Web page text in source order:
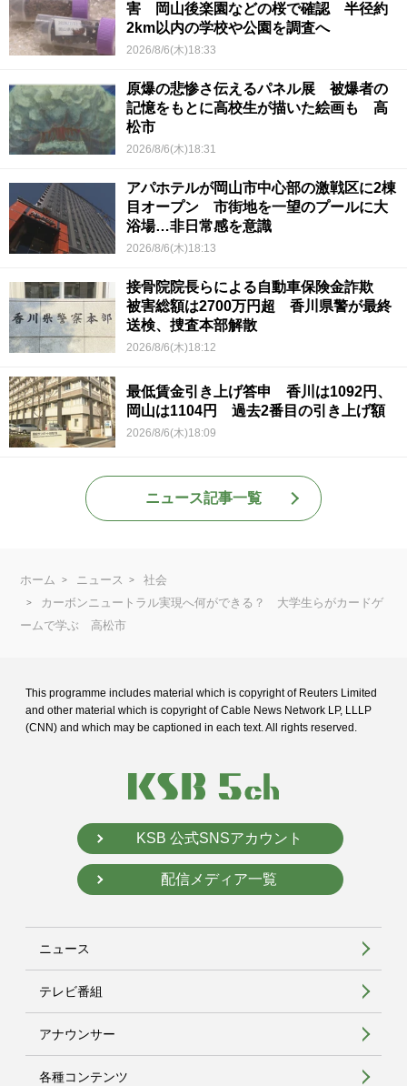
害 岡山後楽園などの桜で確認 半径約
2km以内の学校や公園を調査へ
2026/8/6(木)18:33
原爆の悲惨さ伝えるパネル展 被爆者の
記憶をもとに高校生が描いた絵画も 高
松市
2026/8/6(木)18:31
アパホテルが岡山市中心部の激戦区に2棟
目オープン 市街地を一望のプールに大
浴場…非日常感を意識
2026/8/6(木)18:13
接骨院院長らによる自動車保険金詐欺
被害総額は2700万円超 香川県警が最終
送検、捜査本部解散
2026/8/6(木)18:12
最低賃金引き上げ答申 香川は1092円、
岡山は1104円 過去2番目の引き上げ額
2026/8/6(木)18:09
ニュース記事一覧
ホーム ニュース
社会
カーボンニュートラル実現へ何ができる？ 大学生らがカードゲ
ームで学ぶ 高松市
This programme includes material which is copyright of Reuters Limited
and other material which is copyright of Cable News Network LP, LLLP
(CNN) and which may be captioned in each text. All rights reserved.
KSB 公式SNSアカウント
配信メディア一覧
ニュース
テレビ番組
アナウンサー
各種コンテンツ